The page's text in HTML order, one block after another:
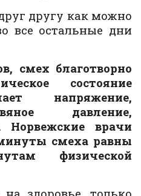
другу как можно
все остальные дни
смех благотворно
состояние
напряжение,
давление,
Норвежские врачи
смеха равны
физической